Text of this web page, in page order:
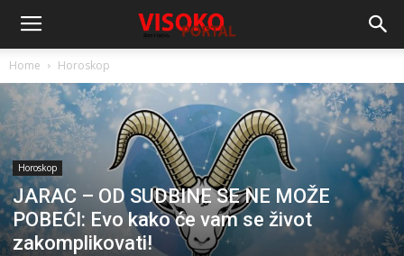
Home Horoskop
Horoskop
JARAC – OD SUDBINE SE NE MOŽE
POBEĆI: Evo kako će vam se život
zakomplikovati!